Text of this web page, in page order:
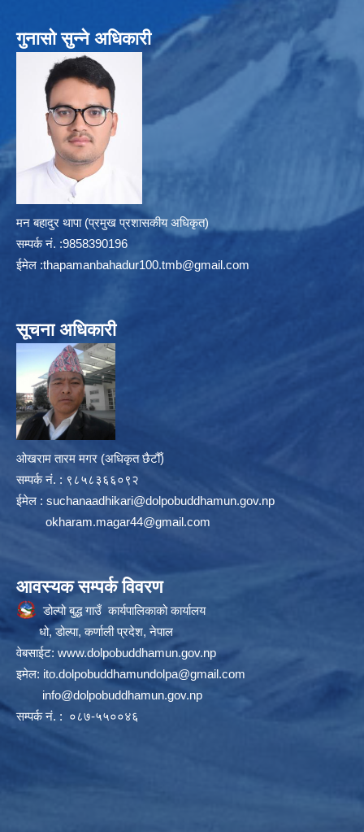
गुनासो सुन्ने अधिकारी
मन बहादुर थापा (प्रमुख प्रशासकीय अधिकृत)
सम्पर्क न‌ं. :9858390196
ईमेल :thapamanbahadur100.tmb@gmail.com
सूचना अधिकारी
ओखराम तारम मगर (अधिकृत छैटौँ)
सम्पर्क न‌ं. : ९८५८३६६०९२
ईमेल : suchanaadhikari@dolpobuddhamun.gov.np
okharam.magar44@gmail.com
आवस्यक सम्पर्क विवरण
डोल्पो बुद्ध गाउँ कार्यपालिकाको कार्यालय
धो, डोल्पा, कर्णाली प्रदेश, नेपाल
वेबसाईट: www.dolpobuddhamun.gov.np
इमेल: ito.dolpobuddhamundolpa@gmail.com
info@dolpobuddhamun.gov.np
सम्पर्क नं. : ०८७-५५००४६